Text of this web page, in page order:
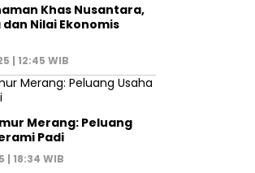
Khas Nusantara,
dan Nilai Ekonomis
| 12:45 WIB
Merang: Peluang
Padi
| 18:34 WIB